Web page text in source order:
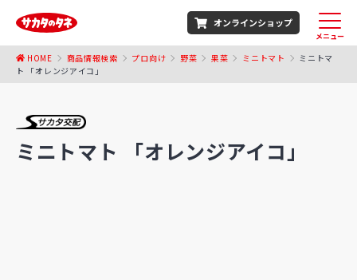
オンラインショップ
メニュー
HOME 商品情報検索 プロ向け 野菜 果菜 ミニトマト
ミニトマ
ト 「オレンジアイコ」
ミニトマト 「オレンジアイコ」